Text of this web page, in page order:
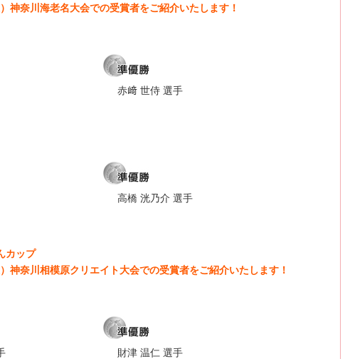
神奈川海老名大会での受賞者をご紹介いたします！
赤﨑 世侍 選手
高橋 洸乃介 選手
カップ
神奈川相模原クリエイト大会での受賞者をご紹介いたします！
財津 温仁 選手